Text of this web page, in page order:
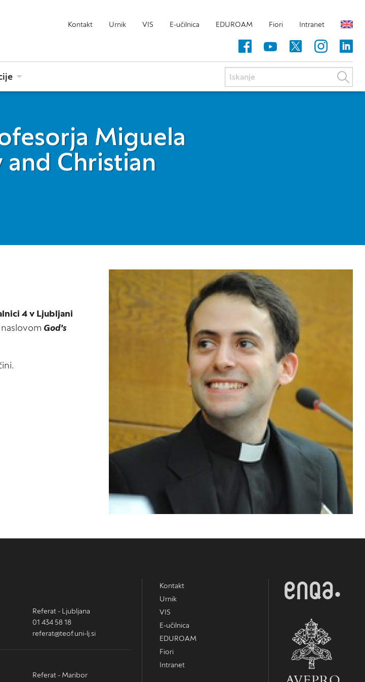
Kontakt Urnik VIS E-učilnica EDUROAM Fiori Intranet
Miguela
and Christian
4 v Ljubljani
naslovom God's
Referat - Ljubljana
01 434 58 18
referat@teof.uni-lj.si
Referat - Maribor
Kontakt
Urnik
VIS
E-učilnica
EDUROAM
Fiori
Intranet